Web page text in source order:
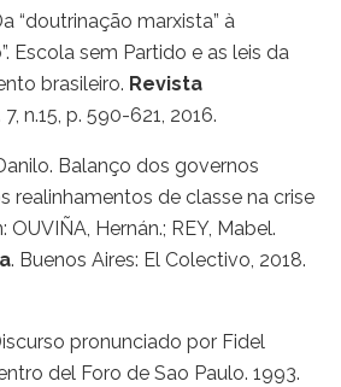
“doutrinação marxista” à
Escola sem Partido e as leis da
brasileiro. Revista
7, n.15, p. 590-621, 2016.
Balanço dos governos
realinhamentos de classe na crise
Hernán.; REY, Mabel.
. Buenos Aires: El Colectivo, 2018.
pronunciado por Fidel
del Foro de Sao Paulo. 1993.